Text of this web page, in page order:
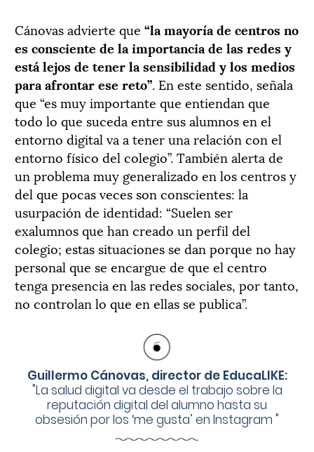
Cánovas advierte que “la mayoría de centros no
es consciente de la importancia de las redes y
está lejos de tener la sensibilidad y los medios
para afrontar ese reto”. En este sentido, señala
que “es muy importante que entiendan que
todo lo que suceda entre sus alumnos en el
entorno digital va a tener una relación con el
entorno físico del colegio”. También alerta de
un problema muy generalizado en los centros y
del que pocas veces son conscientes: la
usurpación de identidad: “Suelen ser
exalumnos que han creado un perfil del
colegio; estas situaciones se dan porque no hay
personal que se encargue de que el centro
tenga presencia en las redes sociales, por tanto,
no controlan lo que en ellas se publica”.
Guillermo Cánovas, director de EducaLIKE:
"La salud digital va desde el trabajo sobre la
reputación digital del alumno hasta su
obsesión por los ‘me gusta’ en Instagram "